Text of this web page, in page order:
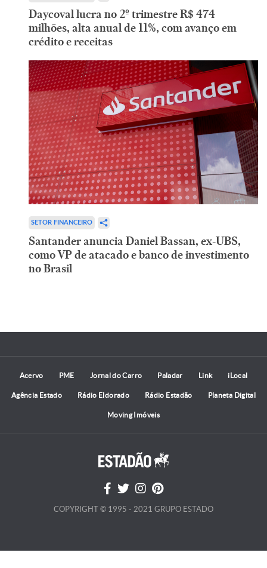
Daycoval lucra no 2º trimestre R$ 474
milhões, alta anual de 11%, com avanço em
crédito e receitas
SETOR FINANCEIRO
Santander anuncia Daniel Bassan, ex-UBS,
como VP de atacado e banco de investimento
no Brasil
Acervo PME Jornal do Carro Paladar Link iLocal
Agência Estado Rádio Eldorado Rádio Estadão Planeta Digital
Moving Imóveis
COPYRIGHT © 1995 - 2021 GRUPO ESTADO